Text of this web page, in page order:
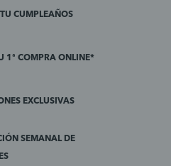
CUMPLEAÑOS
1ª COMPRA ONLINE*
EXCLUSIVAS
SEMANAL DE